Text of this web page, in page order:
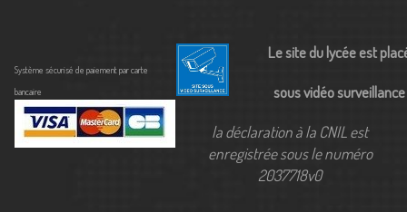
Système sécurisé de paiement par carte
bancaire
Le site du lycée est
sous vidéo surveillance
la déclaration à la CNIL est
enregistrée sous le numéro
2037718v0